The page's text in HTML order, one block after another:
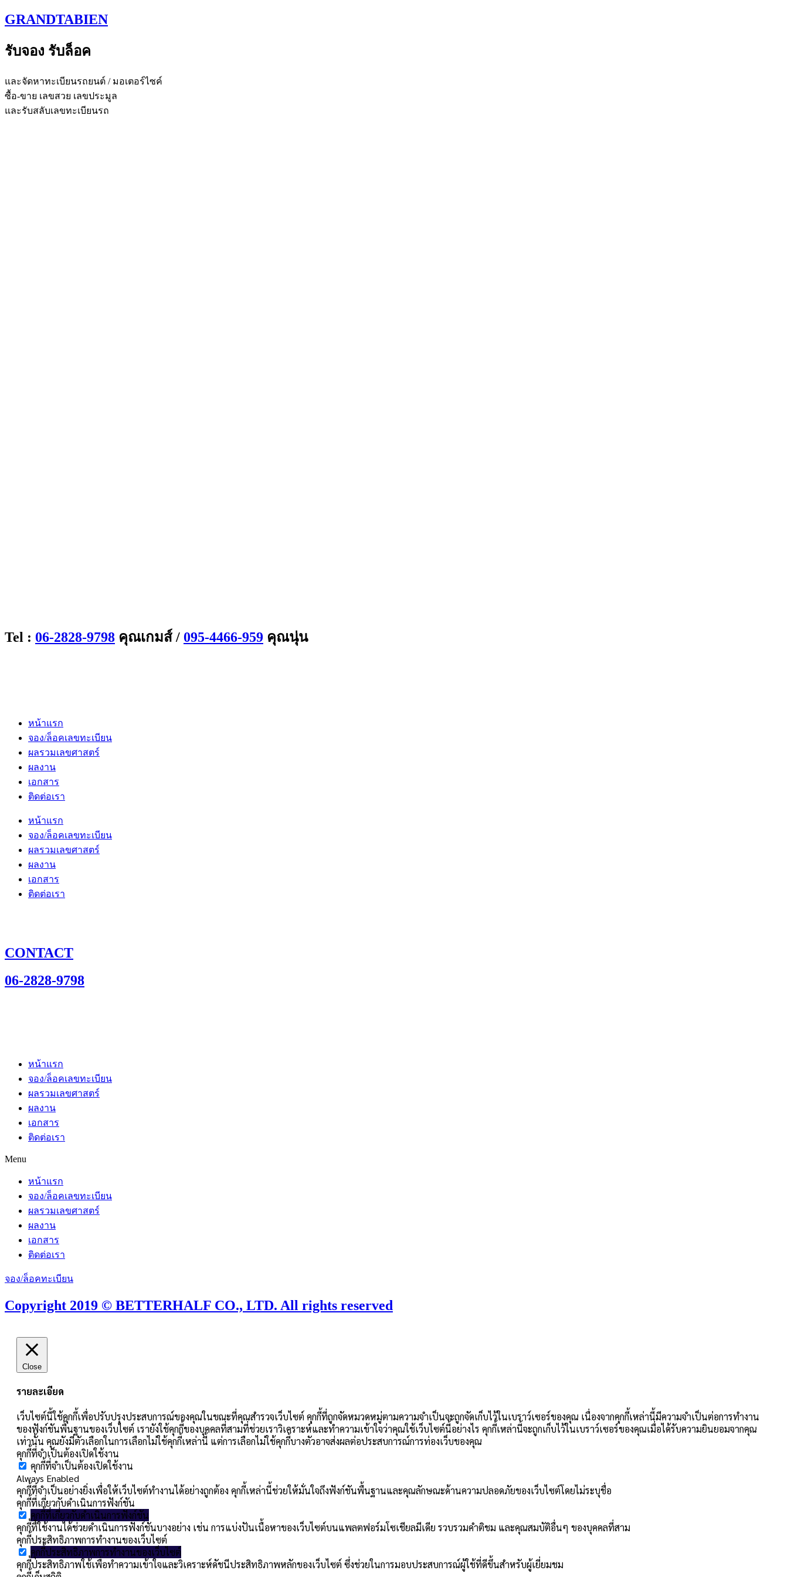
Skip
to
GRANDTABIEN
รับจอง รับล็อค
และจัดหาทะเบียนรถยนต์ / มอเตอร์ไซค์
ซื้อ-ขาย เลขสวย เลขประมูล
และรับสลับเลขทะเบียนรถ
Tel : 06-2828-9798 คุณเกมส์ / 095-4466-959 คุณนุ่น
หน้าแรก
จอง/ล็อคเลขทะเบียน
ผลรวมเลขศาสตร์
ผลงาน
เอกสาร
ติดต่อเรา
หน้าแรก
จอง/ล็อคเลขทะเบียน
ผลรวมเลขศาสตร์
ผลงาน
เอกสาร
ติดต่อเรา
CONTACT
06-2828-9798
หน้าแรก
จอง/ล็อคเลขทะเบียน
ผลรวมเลขศาสตร์
ผลงาน
เอกสาร
ติดต่อเรา
Menu
หน้าแรก
จอง/ล็อคเลขทะเบียน
ผลรวมเลขศาสตร์
ผลงาน
เอกสาร
ติดต่อเรา
จอง/ล็อคทะเบียน
Copyright 2019 © BETTERHALF CO., LTD. All rights reserved
Close
รายละเอียด
เว็บไซต์นี้ใช้คุกกี้เพื่อปรับปรุงประสบการณ์ของคุณในขณะที่คุณสำรวจเว็บไซต์ คุกกี้ที่ถูกจัดหมวดหมู่ตามความจำเป็นจะถูกจัดเก็บไว้ในเบราว์เซอร์ของคุณ เนื่องจากคุกกี้เหล่านี้มีความจำเป็นต่อการทำงาน
ของฟังก์ชันพื้นฐานของเว็บไซต์ เรายังใช้คุกกี้ของบุคคลที่สามที่ช่วยเราวิเคราะห์และทำความเข้าใจว่าคุณใช้เว็บไซต์นี้อย่างไร คุกกี้เหล่านี้จะถูกเก็บไว้ในเบราว์เซอร์ของคุณเมื่อได้รับความยินยอมจากคุณ
เท่านั้น คุณยังมีตัวเลือกในการเลือกไม่ใช้คุกกี้เหล่านี้ แต่การเลือกไม่ใช้คุกกี้บางตัวอาจส่งผลต่อประสบการณ์การท่องเว็บของคุณ
คุกกี้ที่จำเป็นต้องเปิดใช้งาน
คุกกี้ที่จำเป็นต้องเปิดใช้งาน
Always Enabled
คุกกี้ที่จำเป็นอย่างยิ่งเพื่อให้เว็บไซต์ทำงานได้อย่างถูกต้อง คุกกี้เหล่านี้ช่วยให้มั่นใจถึงฟังก์ชันพื้นฐานและคุณลักษณะด้านความปลอดภัยของเว็บไซต์โดยไม่ระบุชื่อ
คุกกี้ที่เกี่ยวกับดำเนินการฟังก์ชัน
คุกกี้ที่เกี่ยวกับดำเนินการฟังก์ชัน
คุกกี้ที่ใช้งานได้ช่วยดำเนินการฟังก์ชันบางอย่าง เช่น การแบ่งปันเนื้อหาของเว็บไซต์บนแพลตฟอร์มโซเชียลมีเดีย รวบรวมคำติชม และคุณสมบัติอื่นๆ ของบุคคลที่สาม
คุกกี้ประสิทธิภาพการทำงานของเว็บไซต์
คุกกี้ประสิทธิภาพการทำงานของเว็บไซต์
คุกกี้ประสิทธิภาพใช้เพื่อทำความเข้าใจและวิเคราะห์ดัชนีประสิทธิภาพหลักของเว็บไซต์ ซึ่งช่วยในการมอบประสบการณ์ผู้ใช้ที่ดีขึ้นสำหรับผู้เยี่ยมชม